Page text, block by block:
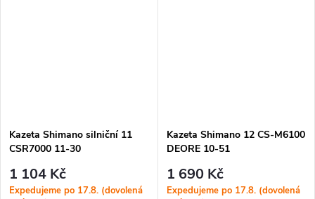
Kazeta Shimano silniční 11
CSR7000 11-30
1 104 Kč
Expedujeme po 17.8. (dovolená
Kazeta Shimano 12 CS-M6100
DEORE 10-51
1 690 Kč
Expedujeme po 17.8. (dovolená